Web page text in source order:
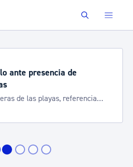
Buscar
ante presencia de
de las playas, referencia